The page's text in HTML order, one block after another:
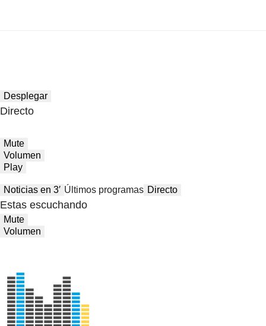
Desplegar
Directo
Mute
Volumen
Play
Noticias en 3′ Últimos programas Directo
Estas escuchando
Mute
Volumen